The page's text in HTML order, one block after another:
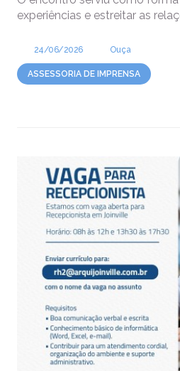
experiências e estreitar as
24/06/2026 Ouça
ASSESSORIA DE IMPRENSA